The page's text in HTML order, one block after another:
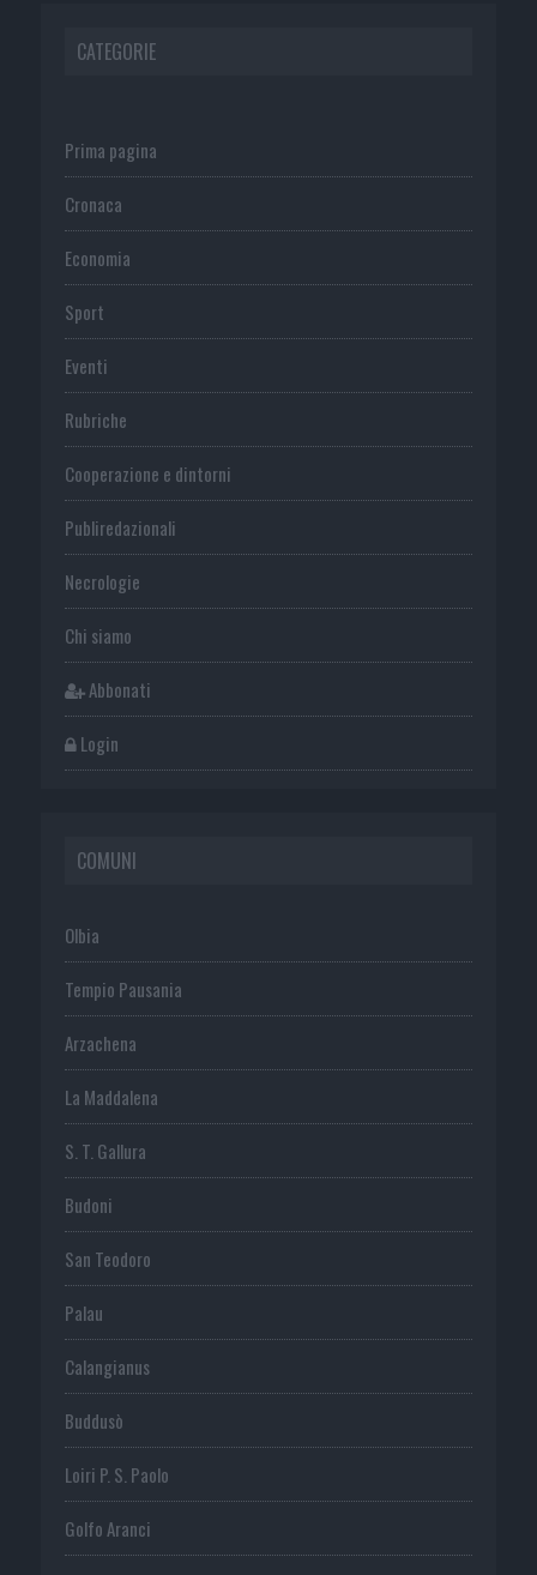
CATEGORIE
Prima pagina
Cronaca
Economia
Sport
Eventi
Rubriche
Cooperazione e dintorni
Publiredazionali
Necrologie
Chi siamo
Abbonati
Login
COMUNI
Olbia
Tempio Pausania
Arzachena
La Maddalena
S. T. Gallura
Budoni
San Teodoro
Palau
Calangianus
Buddusò
Loiri P. S. Paolo
Golfo Aranci